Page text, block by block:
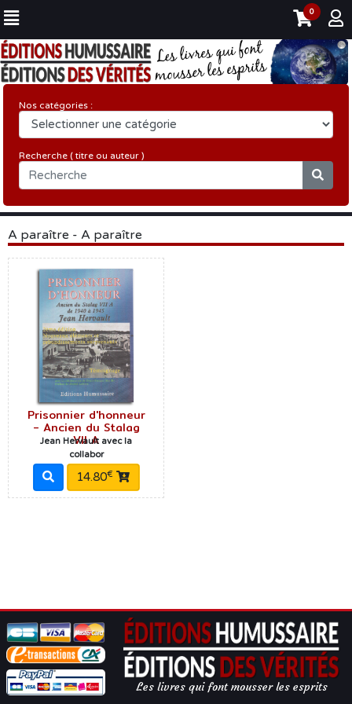
0
Nos catégories :
Recherche ( titre ou auteur )
A paraître - A paraître
Prisonnier d'honneur
- Ancien du Stalag
VII A
Jean Hervault avec la
collabor
14.80€
Les livres qui font mousser les esprits